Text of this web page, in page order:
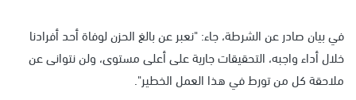
في بيان صادر عن الشرطة، جاء: "نعبر عن بالغ الحزن لوفاة أحد أفرادنا
خلال أداء واجبه، التحقيقات جارية على أعلى مستوى، ولن نتوانى عن
ملاحقة كل من تورط في هذا العمل الخطير".